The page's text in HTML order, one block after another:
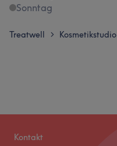
Sonntag
Treatwell > Kosmetikstudio
Kontakt